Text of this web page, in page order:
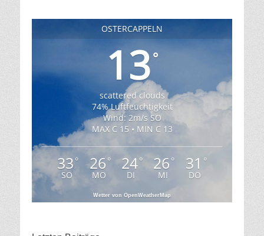
OSTERCAPPELN
13°
scattered clouds
74% Luftfeuchtigkeit
Wind: 2m/s SO
MAX C 15 • MIN C 13
33°
SO
26 °
MO
24°
DI
26 °
MI
31 °
DO
Wetter von OpenWeatherMap